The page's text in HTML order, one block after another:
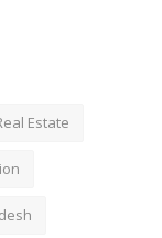
Estate